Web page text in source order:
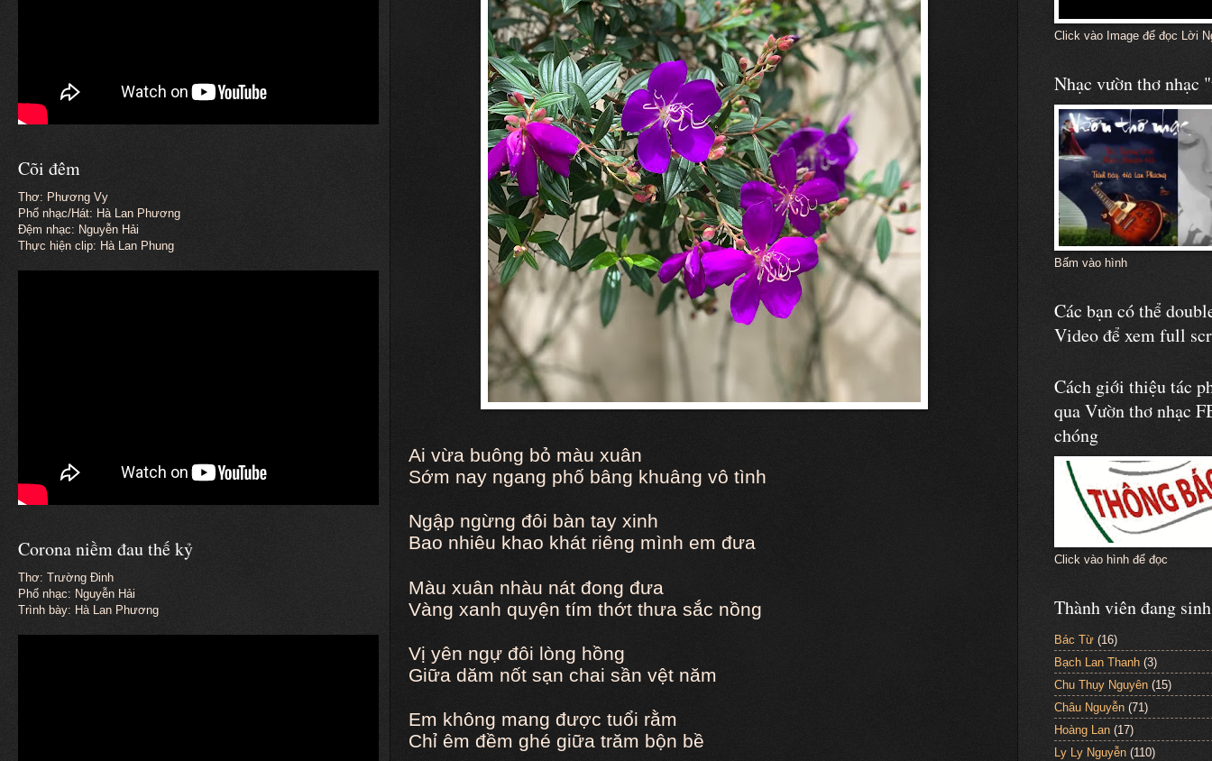
Ai vừa buông bỏ màu xuân
Sớm nay ngang phố bâng khuâng vô tình
Ngập ngừng đôi bàn tay xinh
Bao nhiêu khao khát riêng mình em đưa
Màu xuân nhàu nát đong đưa
Vàng xanh quyện tím thớt thưa sắc nồng
Vị yên ngự đôi lòng hồng
Giữa dăm nốt sạn chai sần vệt năm
Em không mang được tuổi rằm
Chỉ êm đềm ghé giữa trăm bộn bề
Cõi đêm
Thơ: Phương Vy
Phổ nhạc/Hát: Hà Lan Phương
Đệm nhạc: Nguyễn Hải
Thực hiện clip: Hà Lan Phung
Corona niềm đau thế kỷ
Thơ: Trường Đinh
Phổ nhạc: Nguyễn Hải
Trình bày: Hà Lan Phương
Click vào Image để đọc Lời
Nhạc vườn thơ nhạc
Bấm vào hình
Các bạn có thể
Video để xem full
Cách giới thiệu tác
qua Vườn thơ nhạc
chóng
Click vào hình để đọc
Thành viên đang
Bác Từ (16)
Bạch Lan Thanh (3)
Chu Thụy Nguyên (15)
Châu Nguyễn (71)
Hoàng Lan (17)
Ly Ly Nguyễn (110)